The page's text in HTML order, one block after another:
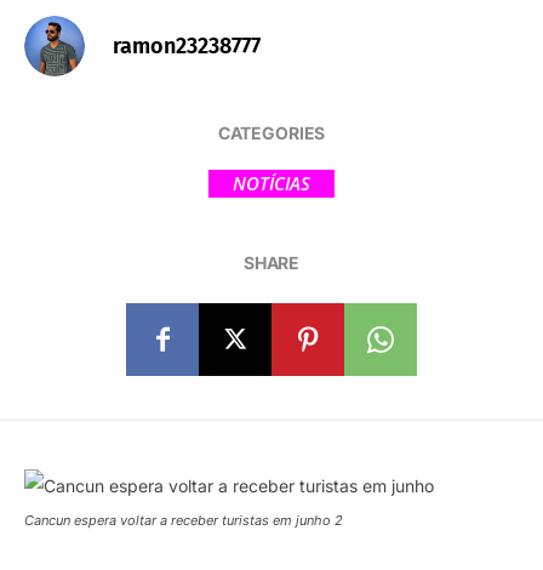
ramon23238777
CATEGORIES
NOTÍCIAS
SHARE
Cancun espera voltar a receber turistas em junho 2